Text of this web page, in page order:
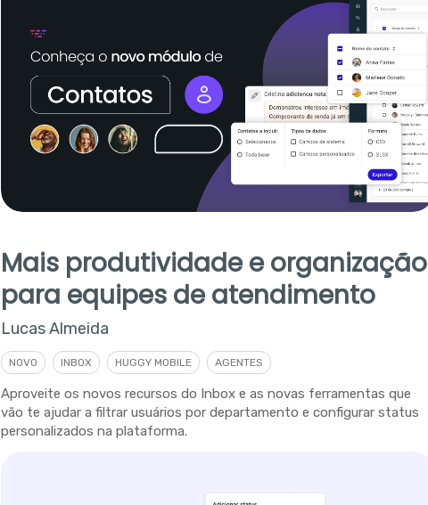
Mais produtividade e organização
para equipes de atendimento
Lucas Almeida
NOVO INBOX HUGGY MOBILE AGENTES
Aproveite os novos recursos do Inbox e as novas ferramentas que
vão te ajudar a filtrar usuários por departamento e configurar status
personalizados na plataforma.